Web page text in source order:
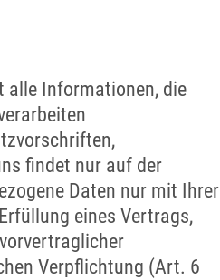
alle Informationen, die
findet nur auf der
Daten nur mit Ihrer
eines Vertrags,
Verpflichtung (Art. 6